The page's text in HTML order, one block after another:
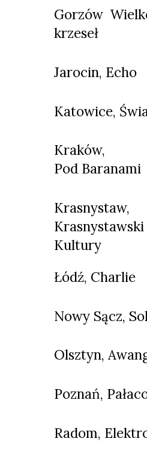
Gorzów
krzeseł
Jarocin, Echo
Katowice,
Pod Baranami
Krasnystaw,
Kultury
Łódź, Charlie
Nowy Sącz,
Olsztyn,
Poznań,
Radom,